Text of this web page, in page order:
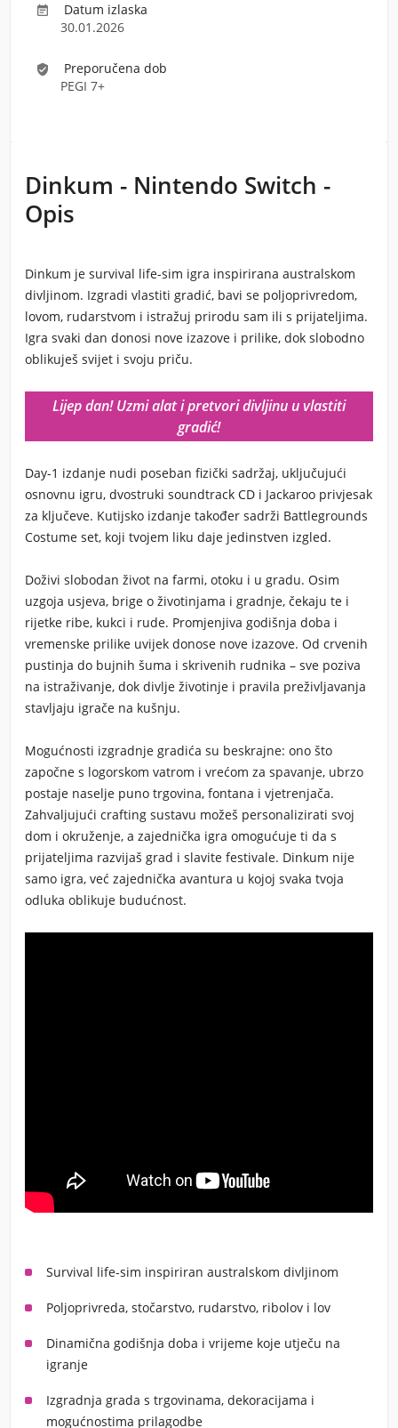

Datum izlaska
30.01.2026
verified_user
Preporučena dob
PEGI 7+
Dinkum - Nintendo Switch -
Opis
Dinkum je survival life-sim igra inspirirana australskom
divljinom. Izgradi vlastiti gradić, bavi se poljoprivredom,
lovom, rudarstvom i istražuj prirodu sam ili s prijateljima.
Igra svaki dan donosi nove izazove i prilike, dok slobodno
oblikuješ svijet i svoju priču.
Lijep dan! Uzmi alat i pretvori divljinu u vlastiti
gradić!
Day-1 izdanje nudi poseban fizički sadržaj, uključujući
osnovnu igru, dvostruki soundtrack CD i Jackaroo privjesak
za ključeve. Kutijsko izdanje također sadrži Battlegrounds
Costume set, koji tvojem liku daje jedinstven izgled.
Doživi slobodan život na farmi, otoku i u gradu. Osim
uzgoja usjeva, brige o životinjama i gradnje, čekaju te i
rijetke ribe, kukci i rude. Promjenjiva godišnja doba i
vremenske prilike uvijek donose nove izazove. Od crvenih
pustinja do bujnih šuma i skrivenih rudnika – sve poziva
na istraživanje, dok divlje životinje i pravila preživljavanja
stavljaju igrače na kušnju.
Mogućnosti izgradnje gradića su beskrajne: ono što
započne s logorskom vatrom i vrećom za spavanje, ubrzo
postaje naselje puno trgovina, fontana i vjetrenjača.
Zahvaljujući crafting sustavu možeš personalizirati svoj
dom i okruženje, a zajednička igra omogućuje ti da s
prijateljima razvijaš grad i slavite festivale. Dinkum nije
samo igra, već zajednička avantura u kojoj svaka tvoja
odluka oblikuje budućnost.
Survival life-sim inspiriran australskom divljinom
Poljoprivreda, stočarstvo, rudarstvo, ribolov i lov
Dinamična godišnja doba i vrijeme koje utječu na
igranje
Izgradnja grada s trgovinama, dekoracijama i
mogućnostima prilagodbe